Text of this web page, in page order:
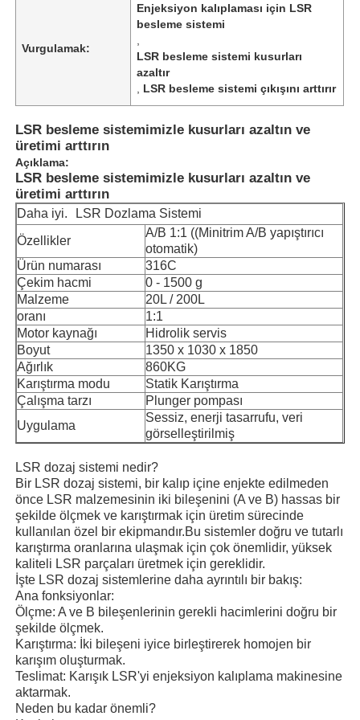
Ana sayfa
Ürünler
Hakkımızda
Vurgulamak:
Enjeksiyon kalıplaması için LSR
besleme sistemi
LSR besleme sistemi kusurları
azaltır
LSR besleme sistemi çıkışını arttırır
LSR besleme sistemimizle kusurları azaltın ve
üretimi arttırın
Açıklama:
LSR besleme sistemimizle kusurları azaltın ve
üretimi arttırın
Daha iyi.
LSR Dozlama Sistemi
Özellikler
A/B 1:1 ((Minitrim A/B yapıştırıcı
otomatik)
Ürün numarası
316C
Çekim hacmi
0 - 1500 g
Malzeme
20L / 200L
oranı
1:1
Motor kaynağı
Hidrolik servis
Boyut
1350 x 1030 x 1850
Ağırlık
860KG
Karıştırma modu
Statik Karıştırma
Çalışma tarzı
Plunger pompası
Uygulama
Sessiz, enerji tasarrufu, veri
görselleştirilmiş
LSR dozaj sistemi nedir?
Bir LSR dozaj sistemi, bir kalıp içine enjekte edilmeden
önce LSR malzemesinin iki bileşenini (A ve B) hassas bir
şekilde ölçmek ve karıştırmak için üretim sürecinde
kullanılan özel bir ekipmandır.Bu sistemler doğru ve tutarlı
karıştırma oranlarına ulaşmak için çok önemlidir, yüksek
kaliteli LSR parçaları üretmek için gereklidir.
İşte LSR dozaj sistemlerine daha ayrıntılı bir bakış:
Ana fonksiyonlar:
Ölçme: A ve B bileşenlerinin gerekli hacimlerini doğru bir
şekilde ölçmek.
Karıştırma: İki bileşeni iyice birleştirerek homojen bir
karışım oluşturmak.
Teslimat: Karışık LSR'yi enjeksiyon kalıplama makinesine
aktarmak.
Neden bu kadar önemli?